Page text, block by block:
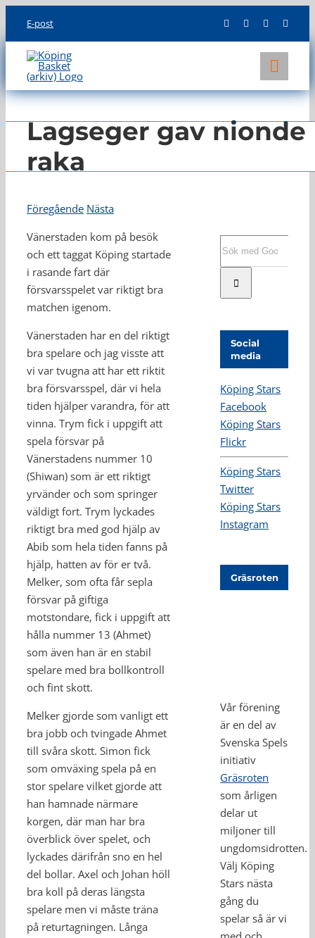
content
E-post
KLUBBEN
LAG
INFO
Lagseger gav nionde
raka
Föregående Nästa
Vänerstaden kom på besök
och ett taggat Köping startade
i rasande fart där
försvarsspelet var riktigt bra
matchen igenom.
Vänerstaden har en del riktigt
bra spelare och jag visste att
vi var tvugna att har ett riktit
bra försvarsspel, där vi hela
tiden hjälper varandra, för att
vinna. Trym fick i uppgift att
spela försvar på
Vänerstadens nummer 10
(Shiwan) som är ett riktigt
yrvänder och som springer
väldigt fort. Trym lyckades
riktigt bra med god hjälp av
Abib som hela tiden fanns på
hjälp, hatten av för er två.
Melker, som ofta får sepla
försvar på giftiga
motstondare, fick i uppgift att
hålla nummer 13 (Ahmet)
som även han är en stabil
spelare med bra bollkontroll
och fint skott.
Melker gjorde som vanligt ett
bra jobb och tvingade Ahmet
till svåra skott. Simon fick
som omväxing spela på en
stor spelare vilket gjorde att
han hamnade närmare
korgen, där man har bra
överblick över spelet, och
lyckades därifrån sno en hel
del bollar. Axel och Johan höll
bra koll på deras längsta
spelare men vi måste träna
på returtagningen. Långa
Social
media
Köping Stars
Facebook
Köping Stars
Flickr
Köping Stars
Twitter
Köping Stars
Instagram
Gräsroten
Vår förening
är en del av
Svenska Spels
initiativ
Gräsroten
som årligen
delar ut
miljoner till
ungdomsidrotten.
Välj Köping
Stars nästa
gång du
spelar så är vi